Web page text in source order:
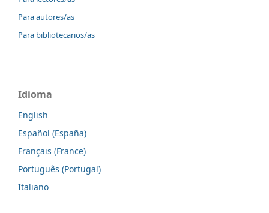
Para autores/as
Para bibliotecarios/as
Idioma
English
Español (España)
Français (France)
Português (Portugal)
Italiano